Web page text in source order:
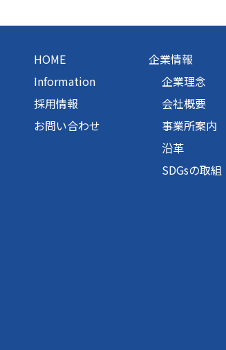
HOME
Information
採用情報
お問い合わせ
企業情報
企業理念
会社概要
事業所案内
沿革
SDGsの取組